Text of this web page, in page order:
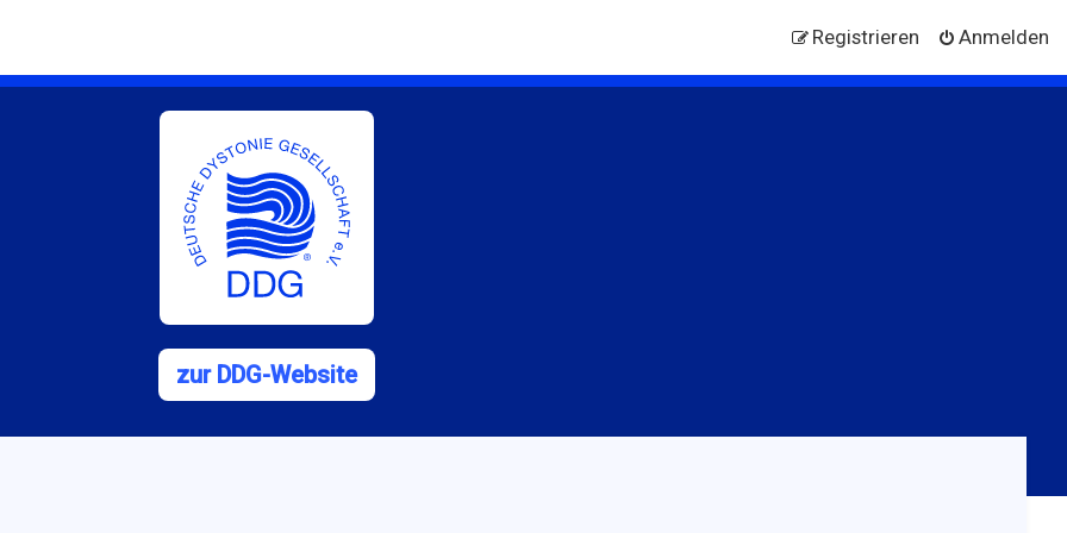
Anmelden
Registrieren
zur DDG-Website